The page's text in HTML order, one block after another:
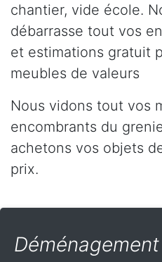
chantier, vide école.
débarrasse tout vos
et estimations gratuit
meubles de valeurs
Nous vidons tout vos
encombrants du
achetons vos objets
prix.